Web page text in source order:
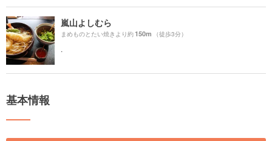
嵐山よしむら
まめものとたい焼きより約150m （徒歩3分）
.
基本情報